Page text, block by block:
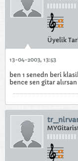
Üyelik
13-04-2003, 13:53
ben 1 senedn beri
bence sen gitar alırsan